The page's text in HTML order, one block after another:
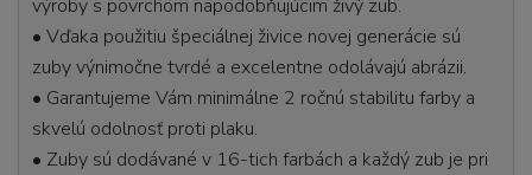
výroby s povrchom napodobňujúcim živý zub.
• Vďaka použitiu špeciálnej živice novej generácie sú
zuby výnimočne tvrdé a excelentne odolávajú abrázii.
• Garantujeme Vám minimálne 2 ročnú stabilitu farby a
skvelú odolnosť proti plaku.
• Zuby sú dodávané v 16-tich farbách a každý zub je pri